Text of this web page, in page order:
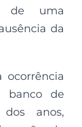
de uma
da
ocorrência
banco de
anos,